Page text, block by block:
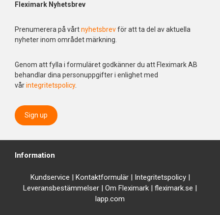
Fleximark Nyhetsbrev
Prenumerera på vårtnyhetsbrevför att ta del av aktuella
nyheter inom området märkning.
Genom att fylla i formuläret godkänner du att Fleximark AB
behandlar dina personuppgifter i enlighet med
vårintegritetspolicy.
Sign up
Information
Kundservice | Kontaktformulär| Integritetspolicy|
Leveransbestämmelser | Om Fleximark | fleximark.se |
lapp.com